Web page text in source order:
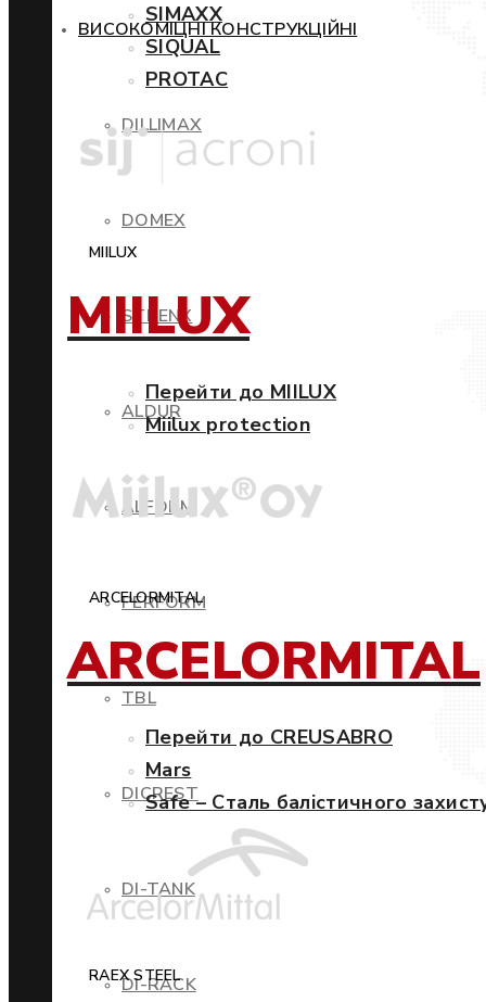
ВИСОКОМІЦНІ КОНСТРУКЦІЙНІ
DILLIMAX
DOMEX
STRENX
ALDUR
ALFORM
PERFORM
TBL
DICREST
DI-TANK
DI-RACK
SIMAXX
SIQUAL
PROTAC
MIILUX
MIILUX
Перейти до MIILUX
Miilux protection
ARCELORMITAL
ARCELORMITAL
Перейти до CREUSABRO
Mars
Safe – Сталь балістичного
RAEX STEEL